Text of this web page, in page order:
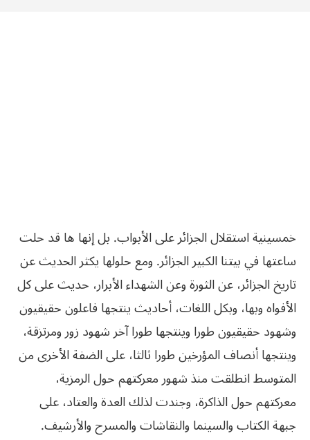
خمسينية استقلال الجزائر على الأبواب. بل إنها ها قد حلت
ساعتها في بيتنا الكبير الجزائر. ومع حلولها يكثر الحديث عن
تاريخ الجزائر، عن الثورة وعن الشهداء الأبرار، حديث على كل
الأفواه وبها، وبكل اللغات، أحاديث ينتجها فاعلون حقيقيون
وشهود حقيقيون طورا وينتجها طورا آخر شهود زور ومرتزقة،
وينتجها أنصاف المؤرخين طورا ثالثا، على الضفة الأخرى من
المتوسط انطلقت منذ شهور معركتهم حول الرمزية،
معركتهم حول الذاكرة، وجندت لذلك العدة والعتاد، على
جبهة الكتاب والسينما والنقاشات والمسرح والأرشيف.